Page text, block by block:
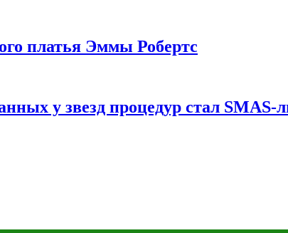
платья Эммы Робертс
у звезд процедур стал SMAS-